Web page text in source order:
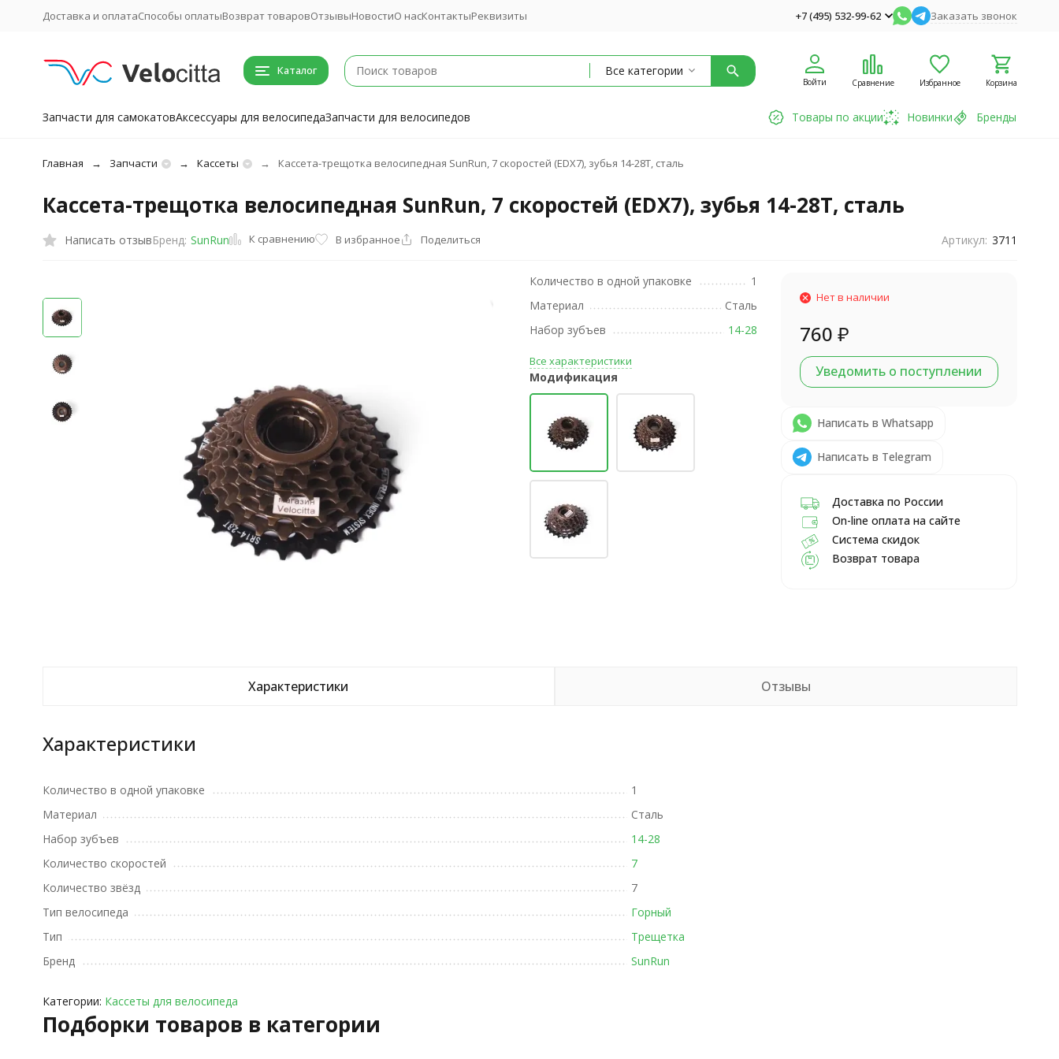
Доставка и оплатаСпособы оплатыВозврат товаровОтзывыНовостиО насКонтактыРеквизиты +7 (495) 532-99-62 Заказать звонок
Каталог Все категории
Войти Сравнение Избранное Корзина
Запчасти для самокатовАксессуары для велосипедаЗапчасти для велосипедов Товары по акции Новинки Бренды
Главная Запчасти Кассеты Кассета-трещотка велосипедная SunRun, 7 скоростей (EDX7), зубья 14-28T, сталь
Кассета-трещотка велосипедная SunRun, 7 скоростей (EDX7), зубья 14-28T, сталь
Написать отзывБренд: SunRun К сравнению В избранное Поделиться Артикул: 3711
Количество в одной упаковке
1
Материал
Сталь
Набор зубъев
14-28
Все характеристики
Модификация
Нет в наличии
760 ₽
Уведомить о поступлении
Написать в Whatsapp
Написать в Telegram
Доставка по России
On-line оплата на сайте
Система скидок
Возврат товара
Характеристики Отзывы
Характеристики
Количество в одной упаковке
1
Материал
Сталь
Набор зубъев
14-28
Количество скоростей
7
Количество звёзд
7
Тип велосипеда
Горный
Тип
Трещетка
Бренд
SunRun
Категории: Кассеты для велосипеда
Подборки товаров в категории